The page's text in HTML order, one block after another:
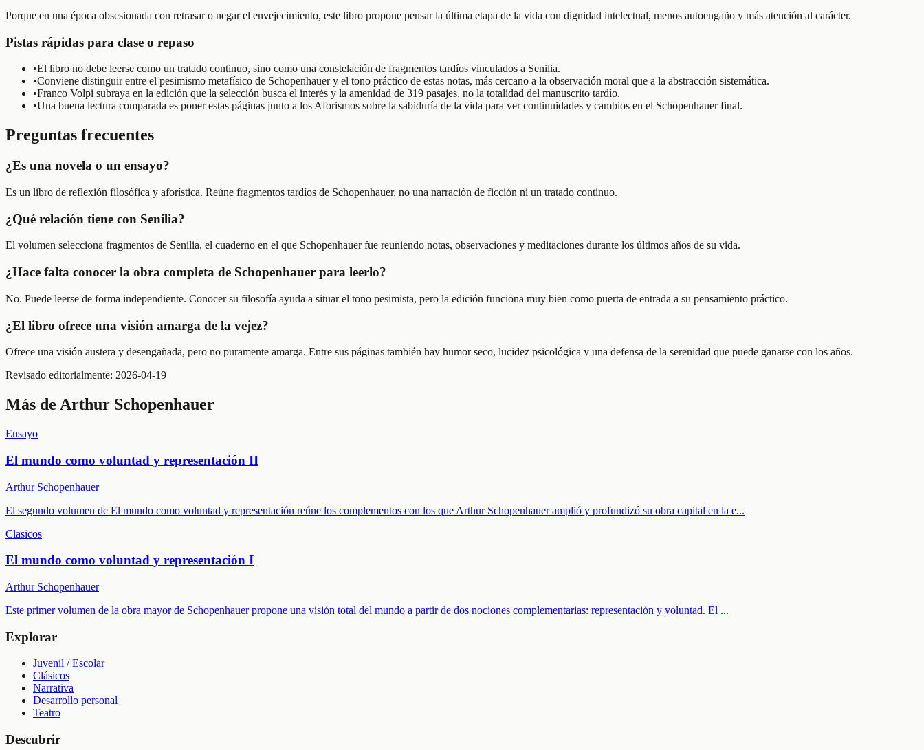
Porque en una época obsesionada con retrasar o negar el envejecimiento, este libro propone pensar la última etapa de la vida con dignidad intelectual, menos autoengaño y más atención al carácter.
Pistas rápidas para clase o repaso
•El libro no debe leerse como un tratado continuo, sino como una constelación de fragmentos tardíos vinculados a Senilia.
•Conviene distinguir entre el pesimismo metafísico de Schopenhauer y el tono práctico de estas notas, más cercano a la observación moral que a la abstracción sistemática.
•Franco Volpi subraya en la edición que la selección busca el interés y la amenidad de 319 pasajes, no la totalidad del manuscrito tardío.
•Una buena lectura comparada es poner estas páginas junto a los Aforismos sobre la sabiduría de la vida para ver continuidades y cambios en el Schopenhauer final.
Preguntas frecuentes
¿Es una novela o un ensayo?
Es un libro de reflexión filosófica y aforística. Reúne fragmentos tardíos de Schopenhauer, no una narración de ficción ni un tratado continuo.
¿Qué relación tiene con Senilia?
El volumen selecciona fragmentos de Senilia, el cuaderno en el que Schopenhauer fue reuniendo notas, observaciones y meditaciones durante los últimos años de su vida.
¿Hace falta conocer la obra completa de Schopenhauer para leerlo?
No. Puede leerse de forma independiente. Conocer su filosofía ayuda a situar el tono pesimista, pero la edición funciona muy bien como puerta de entrada a su pensamiento práctico.
¿El libro ofrece una visión amarga de la vejez?
Ofrece una visión austera y desengañada, pero no puramente amarga. Entre sus páginas también hay humor seco, lucidez psicológica y una defensa de la serenidad que puede ganarse con los años.
Revisado editorialmente: 2026-04-19
Más de Arthur Schopenhauer
Ensayo
El mundo como voluntad y representación II
Arthur Schopenhauer
El segundo volumen de El mundo como voluntad y representación reúne los complementos con los que Arthur Schopenhauer amplió y profundizó su obra capital en la e...
Clasicos
El mundo como voluntad y representación I
Arthur Schopenhauer
Este primer volumen de la obra mayor de Schopenhauer propone una visión total del mundo a partir de dos nociones complementarias: representación y voluntad. El ...
Explorar
Juvenil / Escolar
Clásicos
Narrativa
Desarrollo personal
Teatro
Descubrir